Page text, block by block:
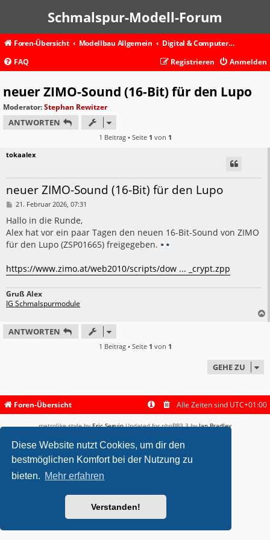
Diese Website nutzt Cookies, um dir den
bestmöglichen Komfort bei der Nutzung zu
bieten. Mehr erfahren
Verstanden!
Schmalspur-Modell-Forum
Foren-Übersicht Modellbau Allgemein
Digital & Computer | Anlage und Rollmaterial
FAQ
Anmelden
Registrieren
neuer ZIMO-Sound (16-Bit) für den Lupo
Moderator:Stephan Rewitzer
ANTWORTEN
1 Beitrag • Seite 1 von 1
tokaalex
neuer ZIMO-Sound (16-Bit) für den Lupo
B
i
r
a
g
21. Februar 2026, 07:31
Hallo in die Runde,
Alex hat vor ein paar Tagen den neuen 16-Bit-Sound von ZIMO
für den Lupo (ZSP01665) freigegeben.
https://www.zimo.at/web2010/scripts/dow ... _crypt.zpp
Gruß Alex
IG Schmalspurmodule
ANTWORTEN
1 Beitrag • Seite 1 von 1
GEHE ZU
Foren-Übersicht Alle Zeiten sind UTC+01:00
metrolike style byEric SeguinUpdated for phpBB3.3 byIan Bradley
Deutsche Übersetzung durchphpBB.de
Datenschutz| Nutzungsbedingungen